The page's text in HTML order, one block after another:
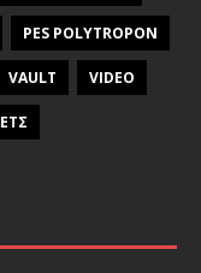
PES POLYTROPON
VAULT VIDEO